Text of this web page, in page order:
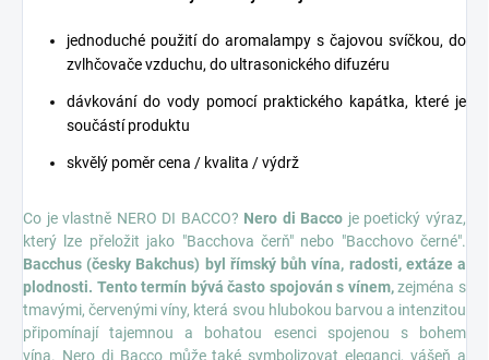
jednoduché použití do aromalampy s čajovou svíčkou, do
zvlhčovače vzduchu, do ultrasonického difuzéru
dávkování do vody pomocí praktického kapátka, které je
součástí produktu
skvělý poměr cena / kvalita / výdrž
Co je vlastně NERO DI BACCO? Nero di Bacco je poetický výraz,
který lze přeložit jako "Bacchova čerň" nebo "Bacchovo černé".
Bacchus (česky Bakchus) byl římský bůh vína, radosti, extáze a
plodnosti. Tento termín bývá často spojován s vínem,zejména s
tmavými, červenými víny, která svou hlubokou barvou a intenzitou
připomínají tajemnou a bohatou esenci spojenou s bohem
vína. Nero di Bacco může také symbolizovat eleganci, vášeň a